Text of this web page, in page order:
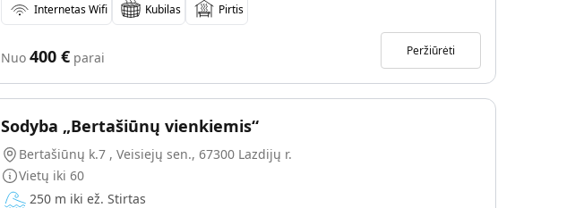
Internetas Wifi Kubilas Pirtis
Nuo 400€ parai Peržiūrėti
Sodyba „Bertašiūnų vienkiemis“
Bertašiūnų k.7 , Veisiejų sen., 67300 Lazdijų r.
Vietų iki 60
250 m iki ež. Stirtas